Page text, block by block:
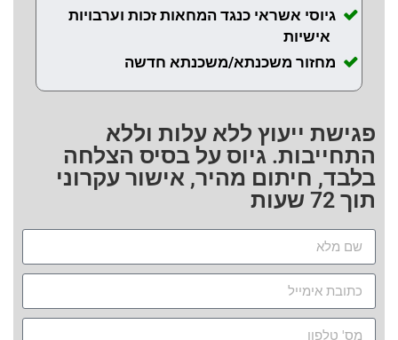
גיוסי אשראי כנגד המחאות זכות וערבויות
אישיות
מחזור משכנתא/משכנתא חדשה
פגישת ייעוץ ללא עלות וללא
התחייבות. גיוס על בסיס הצלחה
בלבד, חיתום מהיר, אישור עקרוני
תוך 72 שעות